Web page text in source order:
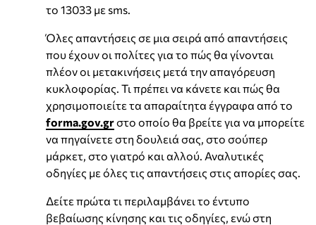
το 13033 με sms.
Όλες απαντήσεις σε μια σειρά από απαντήσεις
που έχουν οι πολίτες για το πώς θα γίνονται
πλέον οι μετακινήσεις μετά την απαγόρευση
κυκλοφορίας. Τι πρέπει να κάνετε και πώς θα
χρησιμοποιείτε τα απαραίτητα έγγραφα από το
forma.gov.grστο οποίο θα βρείτε για να μπορείτε
να πηγαίνετε στη δουλειά σας, στο σούπερ
μάρκετ, στο γιατρό και αλλού. Αναλυτικές
οδηγίες με όλες τις απαντήσεις στις απορίες σας.
Δείτε πρώτα τι περιλαμβάνει το έντυπο
βεβαίωσης κίνησης και τις οδηγίες, ενώ στη